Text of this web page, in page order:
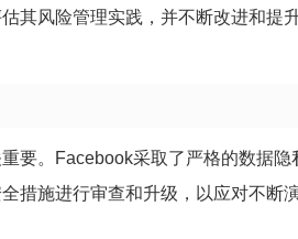
其风险管理实践，并不断改进和提
要。Facebook采取了严格的数据隐
措施进行审查和升级，以应对不断